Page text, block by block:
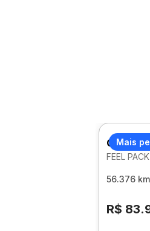
Mais
FEEL
56.376 km
R$